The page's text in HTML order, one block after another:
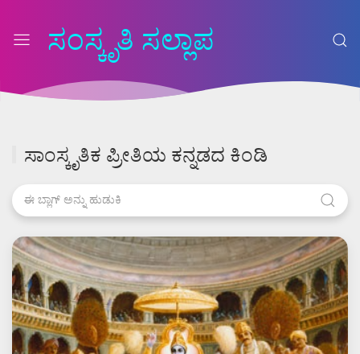
ಸಂಸ್ಕೃತಿ ಸಲ್ಲಾಪ
ಸಾಂಸ್ಕೃತಿಕ ಪ್ರೀತಿಯ ಕನ್ನಡದ ಕಿಂಡಿ